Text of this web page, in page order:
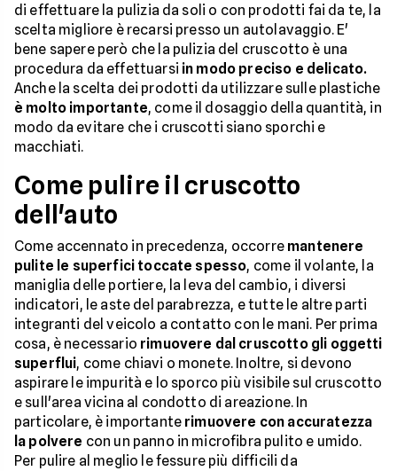
di effettuare la pulizia da soli o con prodotti fai da te, la
scelta migliore è recarsi presso un autolavaggio. E'
bene sapere però che la pulizia del cruscotto è una
procedura da effettuarsi in modo preciso e delicato.
Anche la scelta dei prodotti da utilizzare sulle plastiche
è molto importante, come il dosaggio della quantità, in
modo da evitare che i cruscotti siano sporchi e
macchiati.
Come pulire il cruscotto
dell'auto
Come accennato in precedenza, occorre mantenere
pulite le superfici toccate spesso, come il volante, la
maniglia delle portiere, la leva del cambio, i diversi
indicatori, le aste del parabrezza, e tutte le altre parti
integranti del veicolo a contatto con le mani. Per prima
cosa, è necessario rimuovere dal cruscotto gli oggetti
superflui, come chiavi o monete. Inoltre, si devono
aspirare le impurità e lo sporco più visibile sul cruscotto
e sull'area vicina al condotto di areazione. In
particolare, è importante rimuovere con accuratezza
la polvere con un panno in microfibra pulito e umido.
Per pulire al meglio le fessure più difficili da